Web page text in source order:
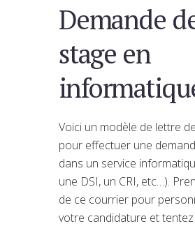
Demande
stage en
Voici un modèle de lettre
pour effectuer une
dans un service
une DSI, un CRI, etc…).
de ce courrier pour
votre candidature et